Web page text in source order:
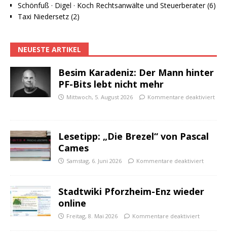
Schönfuß · Digel · Koch Rechtsanwälte und Steuerberater (6)
Taxi Niedersetz (2)
NEUESTE ARTIKEL
Besim Karadeniz: Der Mann hinter
PF-Bits lebt nicht mehr
Mittwoch, 5. August 2026 Kommentare deaktiviert
Lesetipp: „Die Brezel“ von Pascal
Cames
Samstag, 6. Juni 2026 Kommentare deaktiviert
Stadtwiki Pforzheim-Enz wieder
online
Freitag, 8. Mai 2026 Kommentare deaktiviert